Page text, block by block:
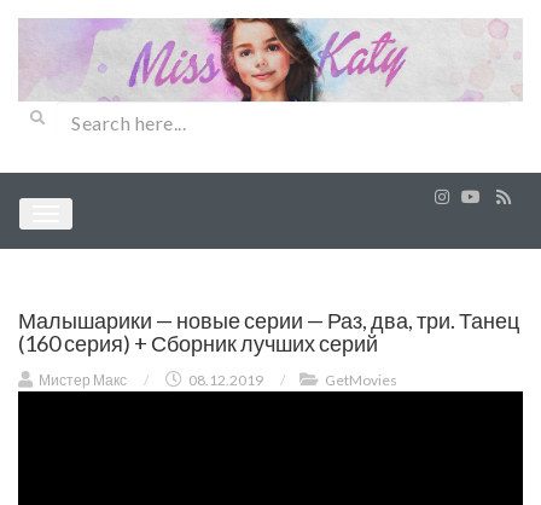
Малышарики — новые серии — Раз, два, три. Танец
(160 серия) + Сборник лучших серий
Мистер Макс / 08.12.2019 / GetMovies